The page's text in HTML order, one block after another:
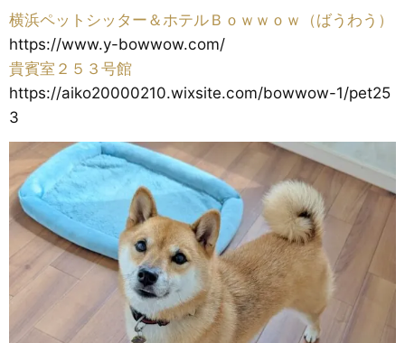
横浜ペットシッター＆ホテルＢｏｗｗｏｗ（ばうわう）
https://www.y-bowwow.com/
貴賓室２５３号館
https://aiko20000210.wixsite.com/bowwow-1/pet25
3